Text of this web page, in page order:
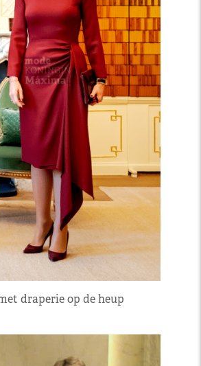
draperie op de heup